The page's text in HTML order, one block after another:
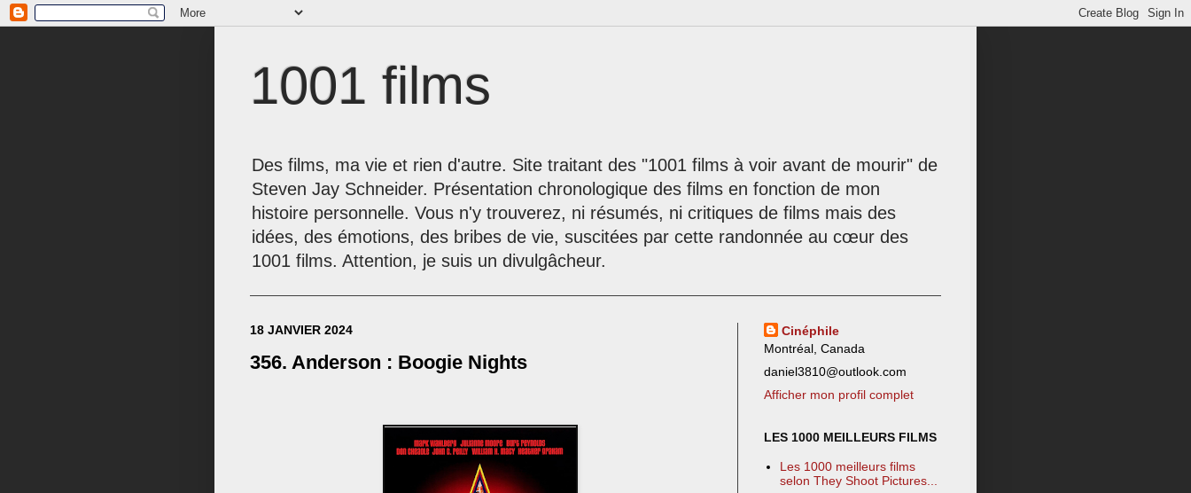
1001 films
Des films, ma vie et rien d'autre. Site traitant des "1001 films à voir avant de mourir" de
Steven Jay Schneider. Présentation chronologique des films en fonction de mon
histoire personnelle. Vous n'y trouverez, ni résumés, ni critiques de films mais des
idées, des émotions, des bribes de vie, suscitées par cette randonnée au cœur des
1001 films. Attention, je suis un divulgâcheur.
18 JANVIER 2024
356. Anderson : Boogie Nights
Cinéphile
Montréal, Canada
daniel3810@outlook.com
Afficher mon profil complet
LES 1000 MEILLEURS FILMS
Les 1000 meilleurs films
selon They Shoot Pictures...